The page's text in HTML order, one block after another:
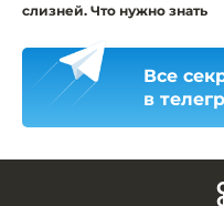
слизней. Что нужно знать
Все
в